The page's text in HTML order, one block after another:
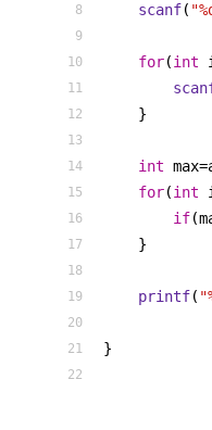
scanf(
for(int
    }
int
for(int
if
    }
printf(
}